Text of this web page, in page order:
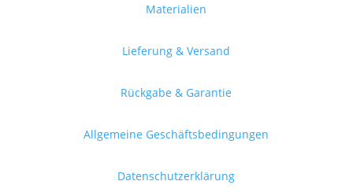
Materialien
Lieferung & Versand
Rückgabe & Garantie
Allgemeine Geschäftsbedingungen
Datenschutzerklärung